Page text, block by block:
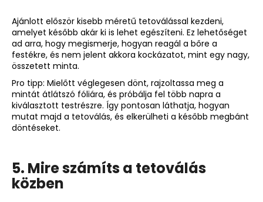
Ajánlott először kisebb méretű tetoválással kezdeni,
amelyet később akár ki is lehet egészíteni. Ez lehetőséget
ad arra, hogy megismerje, hogyan reagál a bőre a
festékre, és nem jelent akkora kockázatot, mint egy nagy,
összetett minta.
Pro tipp: Mielőtt véglegesen dönt, rajzoltassa meg a
mintát átlátszó fóliára, és próbálja fel több napra a
kiválasztott testrészre. Így pontosan láthatja, hogyan
mutat majd a tetoválás, és elkerülheti a később megbánt
döntéseket.
5. Mire számíts a tetoválás
közben